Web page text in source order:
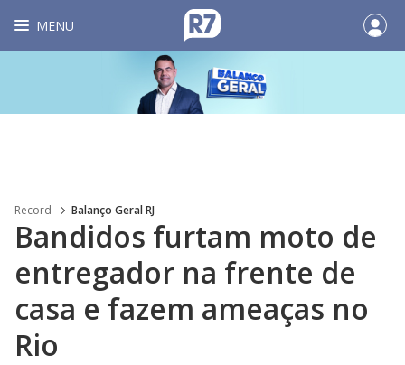
MENU
Record Balanço Geral RJ
Bandidos furtam moto de
entregador na frente de
casa e fazem ameaças no
Rio